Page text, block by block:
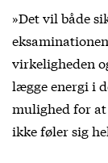
»Det vil både
virkeligheden
lægge energi i
mulighed for at
ikke føler sig